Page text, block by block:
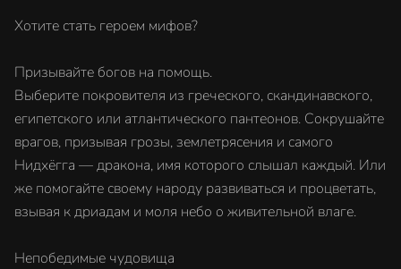
Хотите стать героем мифов?
Призывайте богов на помощь.
Выберите покровителя из греческого, скандинавского,
египетского или атлантического пантеонов. Сокрушайте
врагов, призывая грозы, землетрясения и самого
Нидхёгга — дракона, имя которого слышал каждый. Или
же помогайте своему народу развиваться и процветать,
взывая к дриадам и моля небо о живительной влаге.
Непобедимые чудовища